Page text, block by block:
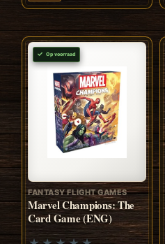
Op voorraad
FANTASY FLIGHT GAMES
Marvel Champions: The
Card Game (ENG)